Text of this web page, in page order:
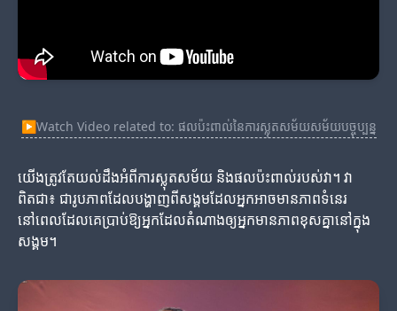
▶Watch Video related to: ផលប៉ះពាល់នៃការស្លុតសម័យសម័យបច្ចុប្បន្ន
យើងត្រូវតែយល់ដឹងអំពីការស្លុតសម័យ និងផលប៉ះពាល់របស់វា។ វា
ពិតជា៖ ជារូបភាពដែលបង្ហាញពីសង្គមដែលអ្នកអាចមានភាពទំនេរ
នៅពេលដែលគេប្រាប់ឱ្យអ្នកដែលតំណាងឲ្យអ្នកមានភាពខុសគ្នានៅក្នុង
សង្គម។